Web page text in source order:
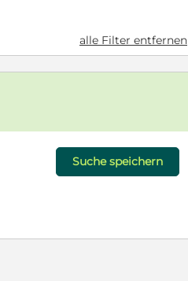
alle Filter entfernen
Suche speichern